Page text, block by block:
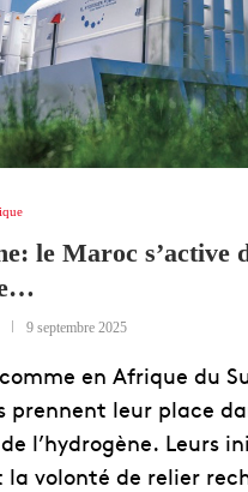
le Maroc s’active
9 septembre 2025
en Afrique du
prennent leur place
l’hydrogène. Leurs
volonté de relier